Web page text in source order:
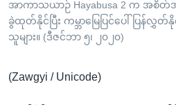
ကြည့်
ရန်
ရှာဖွေ
နေရာ
ဘာသာစကားများ
အာကာသယာဉ် Hayabusa 2 က အစိတ်
ခွဲထုတ်နိုင်ပြီး ကမ္ဘာမြေပြင်ပေါ် ပြန်
သူများ။ (ဒီဇင်ဘာ ၅၊ ၂၀၂၀)
(Zawgyi / Unicode)